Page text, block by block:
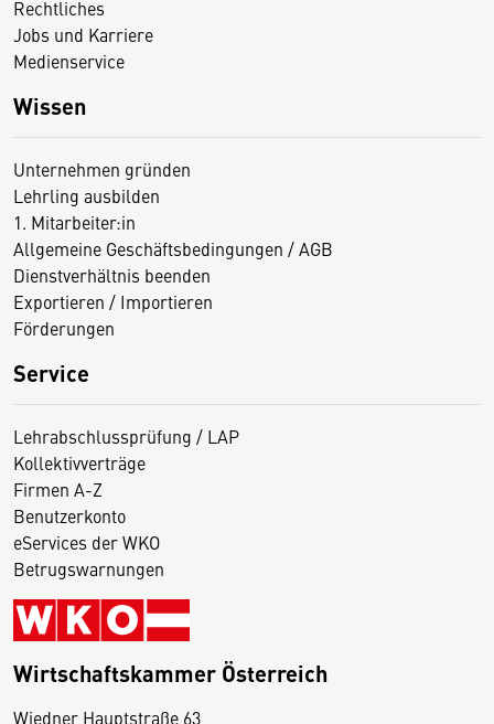
Rechtliches
Jobs und Karriere
Medienservice
Wissen
Unternehmen gründen
Lehrling ausbilden
1. Mitarbeiter:in
Allgemeine Geschäftsbedingungen / AGB
Dienstverhältnis beenden
Exportieren / Importieren
Förderungen
Service
Lehrabschlussprüfung / LAP
Kollektivverträge
Firmen A-Z
Benutzerkonto
eServices der WKO
Betrugswarnungen
Wirtschaftskammer Österreich
Wiedner Hauptstraße 63